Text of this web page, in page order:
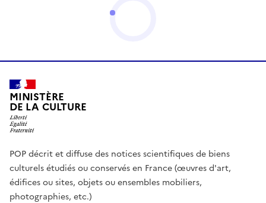
MINISTÈRE
DE LA CULTURE
POP décrit et diffuse des notices scientifiques de biens
culturels étudiés ou conservés en France (œuvres d'art,
édifices ou sites, objets ou ensembles mobiliers,
photographies, etc.)